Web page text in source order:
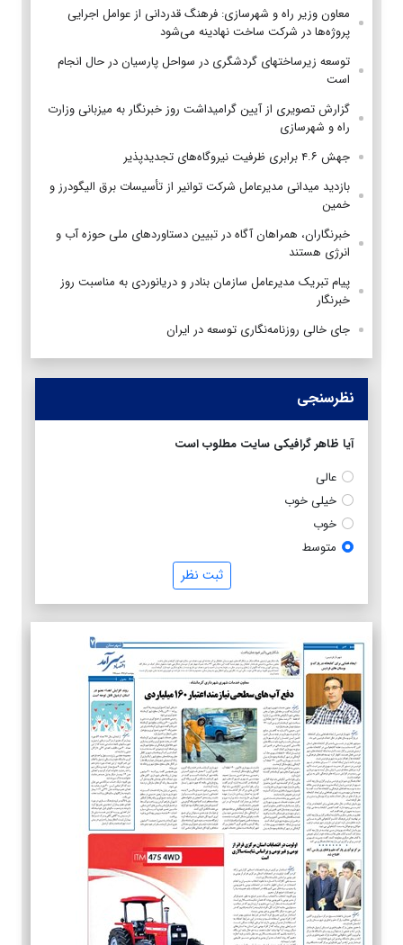
معاون وزیر راه و شهرسازی: فرهنگ قدردانی از عوامل اجرایی
پروژه‌ها در شرکت ساخت نهادینه می‌شود
توسعه زیرساختهای گردشگری در سواحل پارسیان در حال انجام
است
گزارش تصویری از آیین گرامیداشت روز خبرنگار به میزبانی وزارت
راه و شهرسازی
جهش ۴.۶ برابری ظرفیت نیروگاه‌های تجدیدپذیر
بازدید میدانی مدیرعامل شرکت توانیر از تأسیسات برق الیگودرز و
خمین
خبرنگاران، همراهان آگاه در تبیین دستاوردهای ملی حوزه آب و
انرژی هستند
پیام تبریک مدیرعامل سازمان بنادر و دریانوردی به مناسبت روز
خبرنگار
جای خالی روزنامه‌نگاری توسعه در ایران
نظرسنجی
آیا ظاهر گرافیکی سایت مطلوب است
عالی
خیلی خوب
خوب
متوسط
ثبت نظر